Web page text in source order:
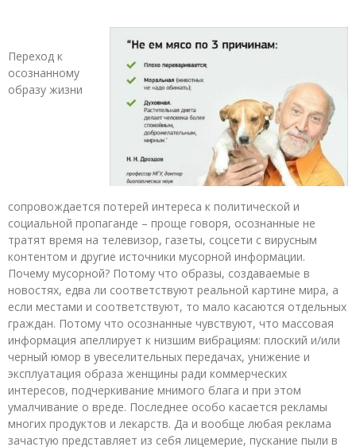
Переход к
осознанному
образу жизни
сопровождается потерей интереса к политической и
социальной пропаганде – проще говоря, осознанные не
тратят время на телевизор, газеты, соцсети с вирусным
контентом и другие источники мусорной информации.
Почему мусорной? Потому что образы, создаваемые в
новостях, едва ли соответствуют реальной картине мира, а
если местами и соответствуют, то мало касаются отдельных
граждан. Потому что осознанные чувствуют, что массовая
информация апеллирует к низшим вибрациям: плоский и/или
черный юмор в увеселительных передачах, унижение и
эксплуатация образа женщины ради коммерческих
интересов, подчеркивание мнимого блага и при этом
умалчивание о вреде. Последнее особо касается рекламы
многих продуктов и лекарств. Да и вообще любая реклама
зачастую представляет из себя лицемерие, пускание пыли в